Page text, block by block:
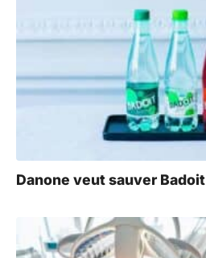
Danone veut sauver Badoit